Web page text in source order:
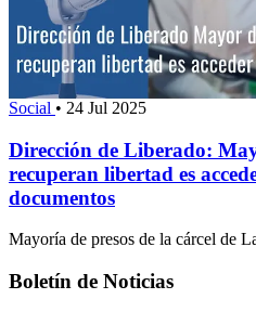
Social • 24 Jul 2025
Dirección de Liberado:
recuperan libertad es
documentos
Mayoría de presos de la cárcel de
Boletín de Noticias